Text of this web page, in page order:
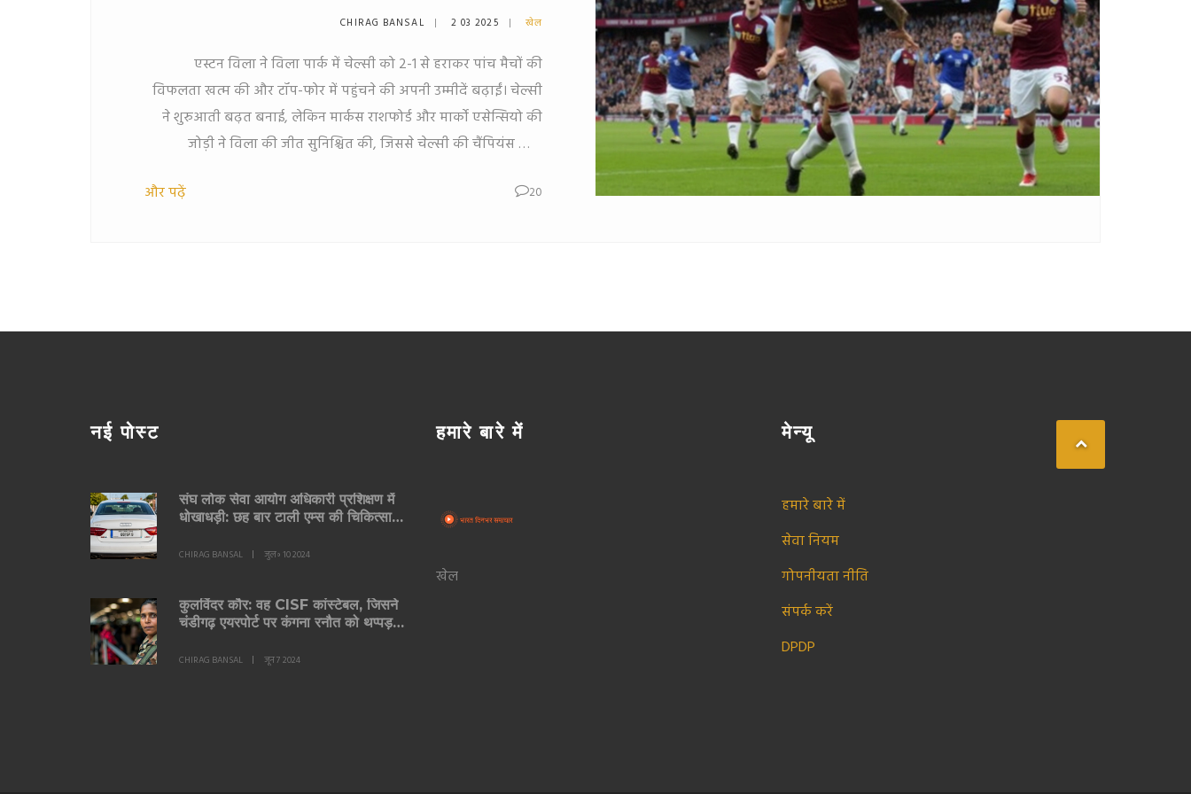
CHIRAG BANSAL 2 03 2025 खेल
एस्टन विला ने विला पार्क में चेल्सी को 2-1 से हराकर पांच मैचों की
विफलता खत्म की और टॉप-फोर में पहुंचने की अपनी उम्मीदें बढ़ाईं। चेल्सी
ने शुरुआती बढ़त बनाई, लेकिन मार्कस राशफोर्ड और मार्को एसेन्सियो की
जोड़ी ने विला की जीत सुनिश्चित की, जिससे चेल्सी की चैंपियंस लीग
और पढ़ें
20
नई पोस्ट
संघ लोक सेवा आयोग अधिकारी प्रशिक्षण में
धोखाधड़ी: छह बार टाली एम्स की चिकित्सा
CHIRAG BANSAL जुल॰ 10 2024
कुलविंदर कौर: वह CISF कांस्टेबल, जिसने
चंडीगढ़ एयरपोर्ट पर कंगना रनौत को थप्पड़
CHIRAG BANSAL जून 7 2024
हमारे बारे में
खेल
मेन्यू
हमारे बारे में
सेवा नियम
गोपनीयता नीति
संपर्क करें
DPDP